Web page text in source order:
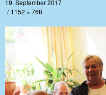
19. September 2017
1152 × 768